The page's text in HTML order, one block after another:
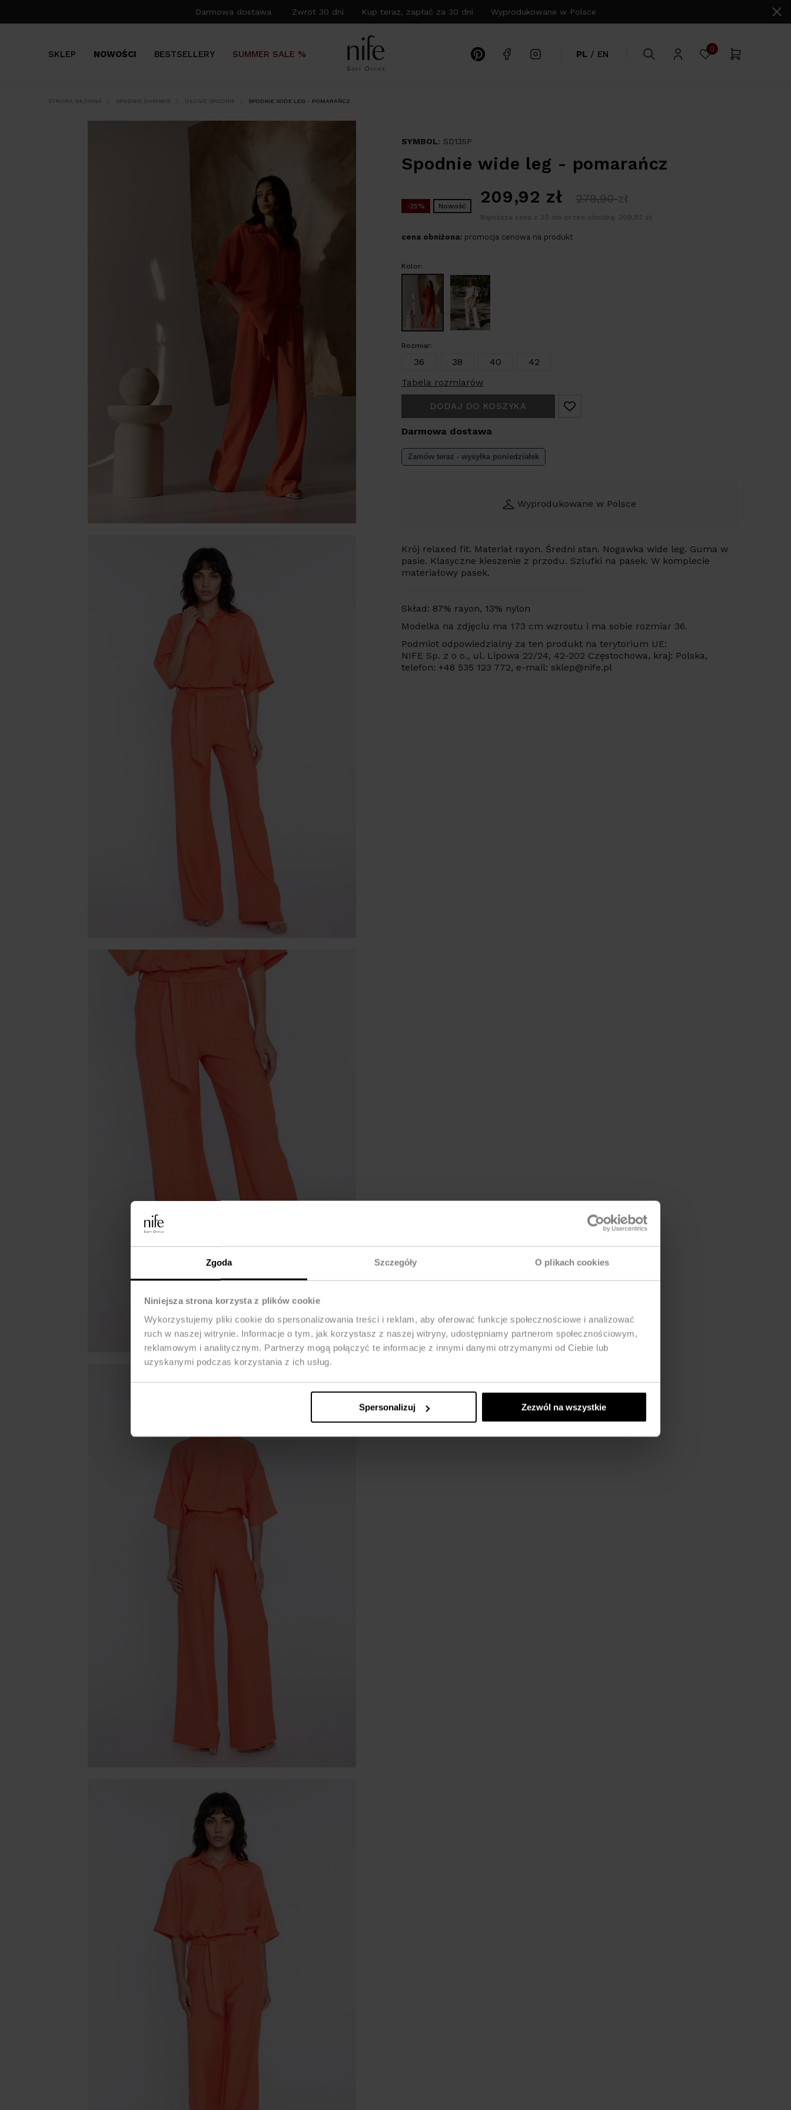
Zgoda Szczegóły O plikach cookies
Niniejsza strona korzysta z plików cookie
Wykorzystujemy pliki cookie do spersonalizowania treści i reklam, aby oferować funkcje społecznościowe i analizować
ruch w naszej witrynie. Informacje o tym, jak korzystasz z naszej witryny, udostępniamy partnerom społecznościowym,
reklamowym i analitycznym. Partnerzy mogą połączyć te informacje z innymi danymi otrzymanymi od Ciebie lub
uzyskanymi podczas korzystania z ich usług.
Spersonalizuj Zezwól na wszystkie
Darmowa dostawa Zwrot 30 dni Kup teraz, zapłać za 30 dni Wyprodukowane w Polsce
SKLEP NOWOŚCI BESTSELLERY SUMMER SALE % PL / EN 0
STRONA GŁÓWNA SPODNIE DAMSKIE DŁUGIE SPODNIE SPODNIE WIDE LEG - POMARAŃCZ
SYMBOL: SD135P
Spodnie wide leg - pomarańcz
-25% Nowość 209,92 zł 279,90zł
Najniższa cena z 30 dni przed obniżką: 209,92 zł
cena obniżona: promocja cenowa na produkt
Kolor:
Rozmiar:
36 38 40
42
Tabela rozmiarów
DODAJ DO KOSZYKA
Darmowa dostawa
Zamów teraz - wysyłka poniedziałek
Wyprodukowane w Polsce
Krój relaxed fit. Materiał rayon. Średni stan. Nogawka wide leg. Guma w
pasie. Klasyczne kieszenie z przodu. Szlufki na pasek. W komplecie
materiałowy pasek.
Skład: 87% rayon, 13% nylon
Modelka na zdjęciu ma 173 cm wzrostu i ma sobie rozmiar 36.
Podmiot odpowiedzialny za ten produkt na terytorium UE:
NIFE Sp. z o o., ul. Lipowa 22/24, 42-202 Częstochowa, kraj: Polska,
telefon: +48 535 123 772, e-mail: sklep@nife.pl